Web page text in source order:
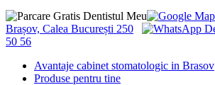
Brașov, Calea București 250
50 56
Avantaje cabinet stomatologic in Brasov
Produse pentru tine